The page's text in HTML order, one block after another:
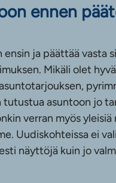
ennen
ja päättää vasta
Mikäli olet
tutustua asuntoon jo
verran myös
Uudiskohteissa ei
näyttöjä kuin jo